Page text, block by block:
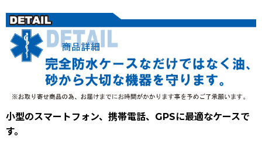
小型のスマートフォン、携帯電話、GPSに最適なケースで
す。